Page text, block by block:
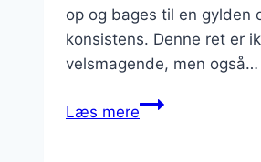
op og bages til en gylden
konsistens. Denne ret er
velsmagende, men også…
Læs mereSkinkestang